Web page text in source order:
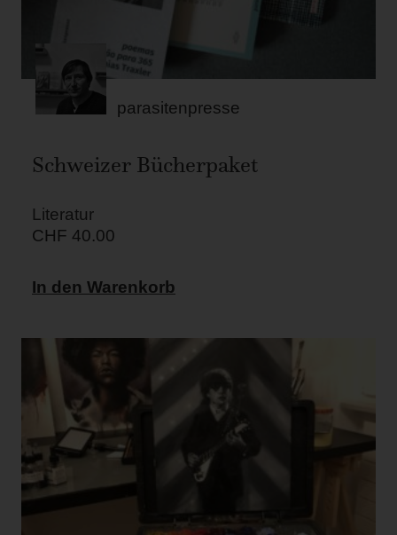
parasitenpresse
Schweizer Bücherpaket
Literatur
CHF 40.00
In den Warenkorb